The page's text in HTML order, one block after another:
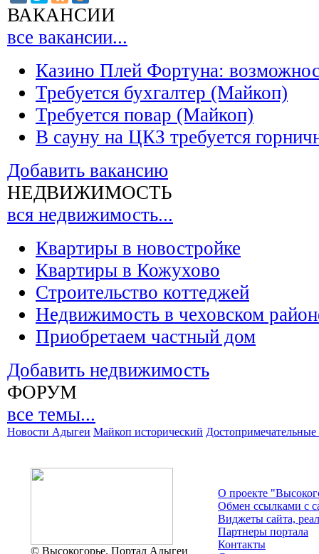
ВАКАНСИИ
все вакансии...
Казино Плей Фортуна:
Требуется бухгалтер (Майкоп)
Требуется повар (Майкоп)
В сауну на ЦКЗ требуется
Добавить вакансию
НЕДВИЖИМОСТЬ
вся недвижимость...
Квартиры в новостройке
Квартиры в Кожухово
Строительство коттеджей
Недвижимость в чеховском
Приобретаем частный дом
Добавить недвижимость
ФОРУМ
все темы...
Новости Адыгеи Майкоп исторический Достопримечательные
© Высокогорье. Портал Адыгеи
О проекте
Обмен ссылками c
Виджеты сайта,
Партнеры портала
Контакты